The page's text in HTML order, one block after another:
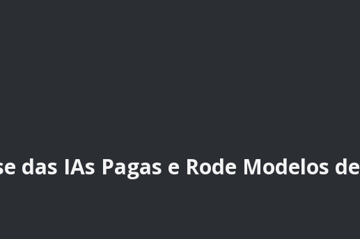
das IAs Pagas e Rode Modelos de